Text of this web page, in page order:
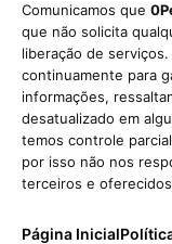
Comunicamos que
que não solicita
liberação de
continuamente para
informações,
desatualizado em
temos controle
por isso não nos
terceiros e
Página Inicial